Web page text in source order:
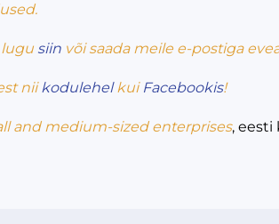
lugu siin või saada meile e-postiga
niikodulehelkui Facebookis!
and medium-sized enterprises, eesti